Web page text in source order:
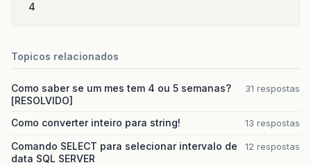
4
Topicos relacionados
Como saber se um mes tem 4 ou 5 semanas?
[RESOLVIDO]
31 respostas
Como converter inteiro para string! 13 respostas
Comando SELECT para selecionar intervalo de
data SQL SERVER
12 respostas